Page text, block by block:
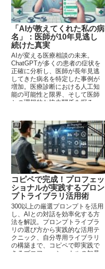
「AIが教えてくれた私の病
名」：医師が10年見逃し
続けた真実
AIが変える医療相談の未来。
ChatGPTが多くの患者の症状を
正確に分析し、医師が長年見逃
してきた病名を特定した事例が
増加。医療診断における人工知
能の可能性と限界、そして医師
との理想的な協力関係を探る。
AI
コピペで完成！プロフェッ
ショナルが実践するプロン
プトライブラリ活用術
300以上の厳選プロンプトを活用
し、AIとの対話を効率化する方
法を解説。プロンプトライブラ
リの選び方から実践的な活用テ
クニック、自分専用ライブラリ
の構築まで、コピペで即実践で
きるプロフェッショナルの知見